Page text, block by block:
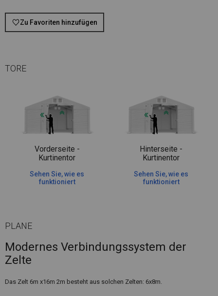
Zu Favoriten hinzufügen
TORE
Vorderseite -
Kurtinentor
Sehen Sie, wie es
funktioniert
Hinterseite -
Kurtinentor
Sehen Sie, wie es
funktioniert
PLANE
Modernes Verbindungssystem der
Zelte
Das Zelt 6m x16m 2m besteht aus solchen Zelten: 6x8m.